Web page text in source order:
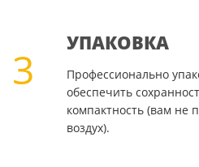
3
УПАКОВКА
Профессионально
обеспечить
компактность (вам не
воздух).